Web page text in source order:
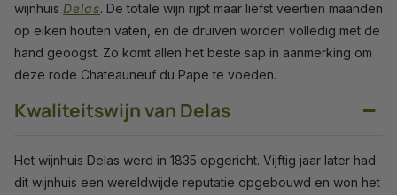
wijnhuis Delas. De totale wijn rijpt maar liefst veertien maanden
op eiken houten vaten, en de druiven worden volledig met de
hand geoogst. Zo komt allen het beste sap in aanmerking om
deze rode Chateauneuf du Pape te voeden.
Kwaliteitswijn van Delas −
Het wijnhuis Delas werd in 1835 opgericht. Vijftig jaar later had
dit wijnhuis een wereldwijde reputatie opgebouwd en won het